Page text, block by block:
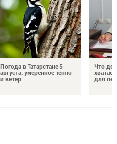
Погода в Татарстане 5
августа: умеренное тепло
и ветер
Что
для